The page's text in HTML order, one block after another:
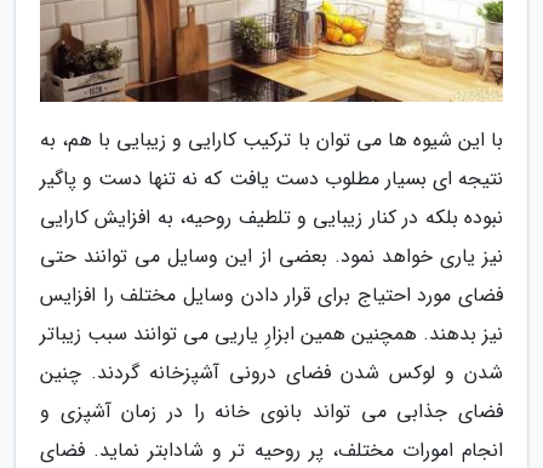
با این شیوه ها می توان با ترکیب کارایی و زیبایی با هم، به
نتیجه ای بسیار مطلوب دست یافت که نه تنها دست و پاگیر
نبوده بلکه در کنار زیبایی و تلطیف روحیه، به افزایش کارایی
نیز یاری خواهد نمود. بعضی از این وسایل می توانند حتی
فضای مورد احتیاج برای قرار دادن وسایل مختلف را افزایس
نیز بدهند. همچنین همین ابزارِ یاریی می توانند سبب زیباتر
شدن و لوکس شدن فضای درونی آشپزخانه گردند. چنین
فضای جذابی می تواند بانوی خانه را در زمان آشپزی و
انجام امورات مختلف، پر روحیه تر و شادابتر نماید. فضای